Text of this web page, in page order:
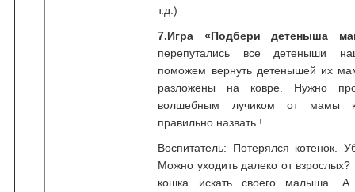
т.д.)
7.Игра «Подбери детеныша
перепутались все детеныши
поможем вернуть детенышей их
разложены на ковре. Нужно
волшебным лучиком от мамы
правильно назвать !
Воспитатель: Потерялся котенок.
Можно уходить далеко от
кошка искать своего малыша.